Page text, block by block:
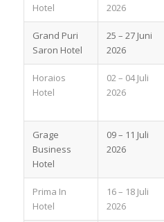
Hotel
2026
Grand Puri
Saron Hotel
25 – 27 Juni
2026
Horaios
Hotel
02 – 04 Juli
2026
Grage
Business
Hotel
09 – 11 Juli
2026
Prima In
Hotel
16 – 18 Juli
2026